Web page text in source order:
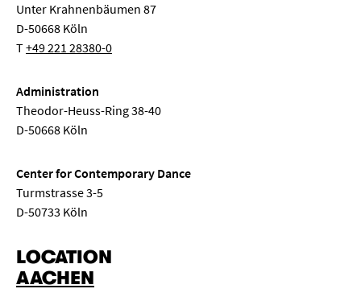
Unter Krahnenbäumen 87
D-50668 Köln
T+49 221 28380-0
Administration
Theodor-Heuss-Ring 38-40
D-50668 Köln
Center for Contemporary Dance
Turmstrasse 3-5
D-50733 Köln
LOCATION
AACHEN